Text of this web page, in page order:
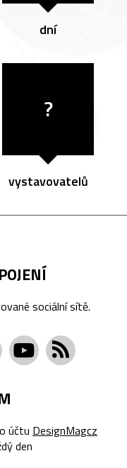
dní
?
vystavovatelů
sociální sítě.
účtu DesignMagcz
den